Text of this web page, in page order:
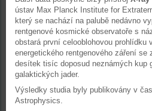
ústav Max Planck Institute for
který se nachází na palubě nedávno
rentgenové kosmické observatoře s
obstará první celooblohovou prohlídku
energetického rentgenového záření se
desítek tisíc doposud neznámých kup
galaktických jader.
Výsledky studia byly publikovány v
Astrophysics.